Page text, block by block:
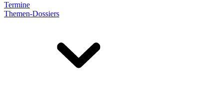
Termine
Themen-Dossiers